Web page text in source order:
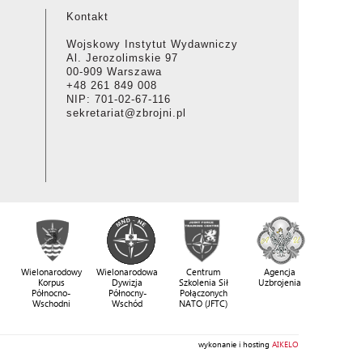
Kontakt
Wojskowy Instytut Wydawniczy
Al. Jerozolimskie 97
00-909 Warszawa
+48 261 849 008
NIP: 701-02-67-116
sekretariat@zbrojni.pl
Wielonarodowy
Korpus
Północno-
Wschodni
Wielonarodowa
Dywizja
Północny-
Wschód
Centrum
Szkolenia Sił
Połączonych
NATO (JFTC)
Agencja
Uzbrojenia
wykonanie i hosting AIKELO